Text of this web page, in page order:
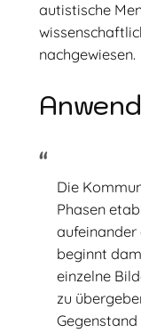
autistische
nachgewiesen.
Die
Phasen
aufeinander
beginnt
einzelne
zu